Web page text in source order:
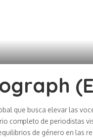
que busca elevar las
completo de periodistas
de género en las